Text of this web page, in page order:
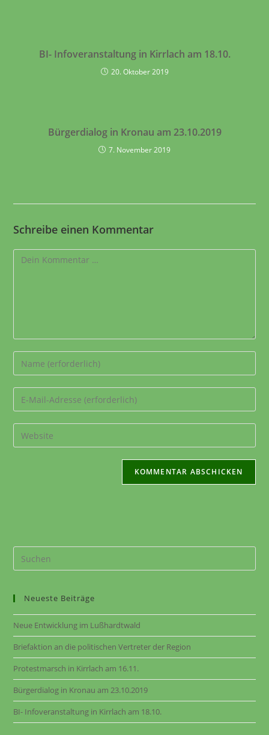
BI- Infoveranstaltung in Kirrlach am 18.10.
20. Oktober 2019
Bürgerdialog in Kronau am 23.10.2019
7. November 2019
Schreibe einen Kommentar
Neueste Beiträge
Neue Entwicklung im Lußhardtwald
Briefaktion an die politischen Vertreter der Region
Protestmarsch in Kirrlach am 16.11.
Bürgerdialog in Kronau am 23.10.2019
BI- Infoveranstaltung in Kirrlach am 18.10.